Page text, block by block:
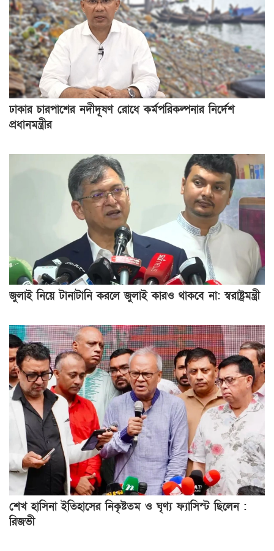
ঢাকার চারপাশের নদীদূষণ রোধে কর্মপরিকল্পনার নির্দেশ
প্রধানমন্ত্রীর
জুলাই নিয়ে টানাটানি করলে জুলাই কারও থাকবে না: স্বরাষ্ট্রমন্ত্রী
শেখ হাসিনা ইতিহাসের নিকৃষ্টতম ও ঘৃণ্য ফ্যাসিস্ট ছিলেন :
রিজভী